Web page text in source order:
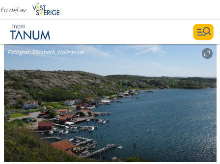
En del av
Fotograf:Elisabeth_Holmpvist